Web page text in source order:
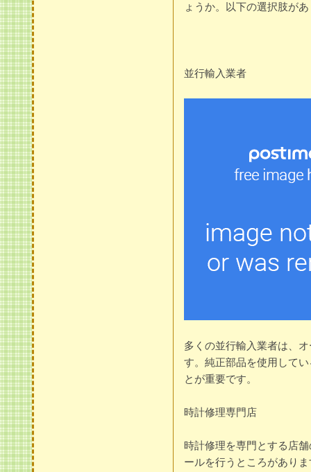
ょうか。以下の選択肢が
並行輸入業者
多くの並行輸入業者は、
す。純正部品を使用して
とが重要です。
時計修理専門店
時計修理を専門とする店
ールを行うところがあり